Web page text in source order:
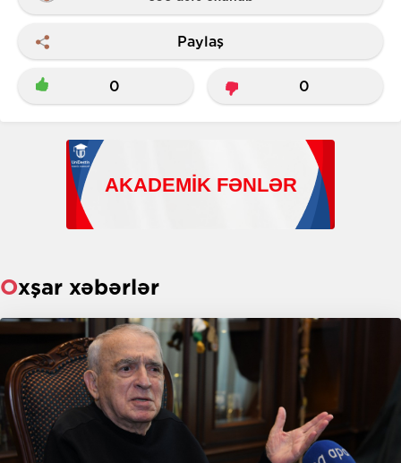
Paylaş
0 0
Oxşar xəbərlər